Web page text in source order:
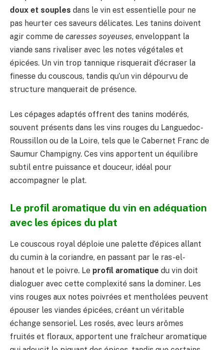
doux et souples dans le vin est essentielle pour ne
pas heurter ces saveurs délicates. Les tanins doivent
agir comme de caresses soyeuses, enveloppant la
viande sans rivaliser avec les notes végétales et
épicées. Un vin trop tannique risquerait d’écraser la
finesse du couscous, tandis qu’un vin dépourvu de
structure manquerait de présence.
Les cépages adaptés offrent des tanins modérés,
souvent présents dans les vins rouges du Languedoc-
Roussillon ou de la Loire, tels que le Cabernet Franc de
Saumur Champigny. Ces vins apportent un équilibre
subtil entre puissance et douceur, idéal pour
accompagner le plat.
Le profil aromatique du vin en adéquation
avec les épices du plat
Le couscous royal déploie une palette d’épices allant
du cumin à la coriandre, en passant par le ras-el-
hanout et le poivre. Le profil aromatique du vin doit
dialoguer avec cette complexité sans la dominer. Les
vins rouges aux notes poivrées et mentholées peuvent
épouser les viandes épicées, créant un véritable
échange sensoriel. Les rosés, avec leurs arômes
fruités et floraux, apportent une fraîcheur aromatique